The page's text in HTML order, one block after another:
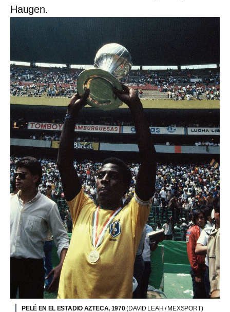
Haugen.
PELÉ EN EL ESTADIO AZTECA, 1970(DAVID LEAH / MEXSPORT)